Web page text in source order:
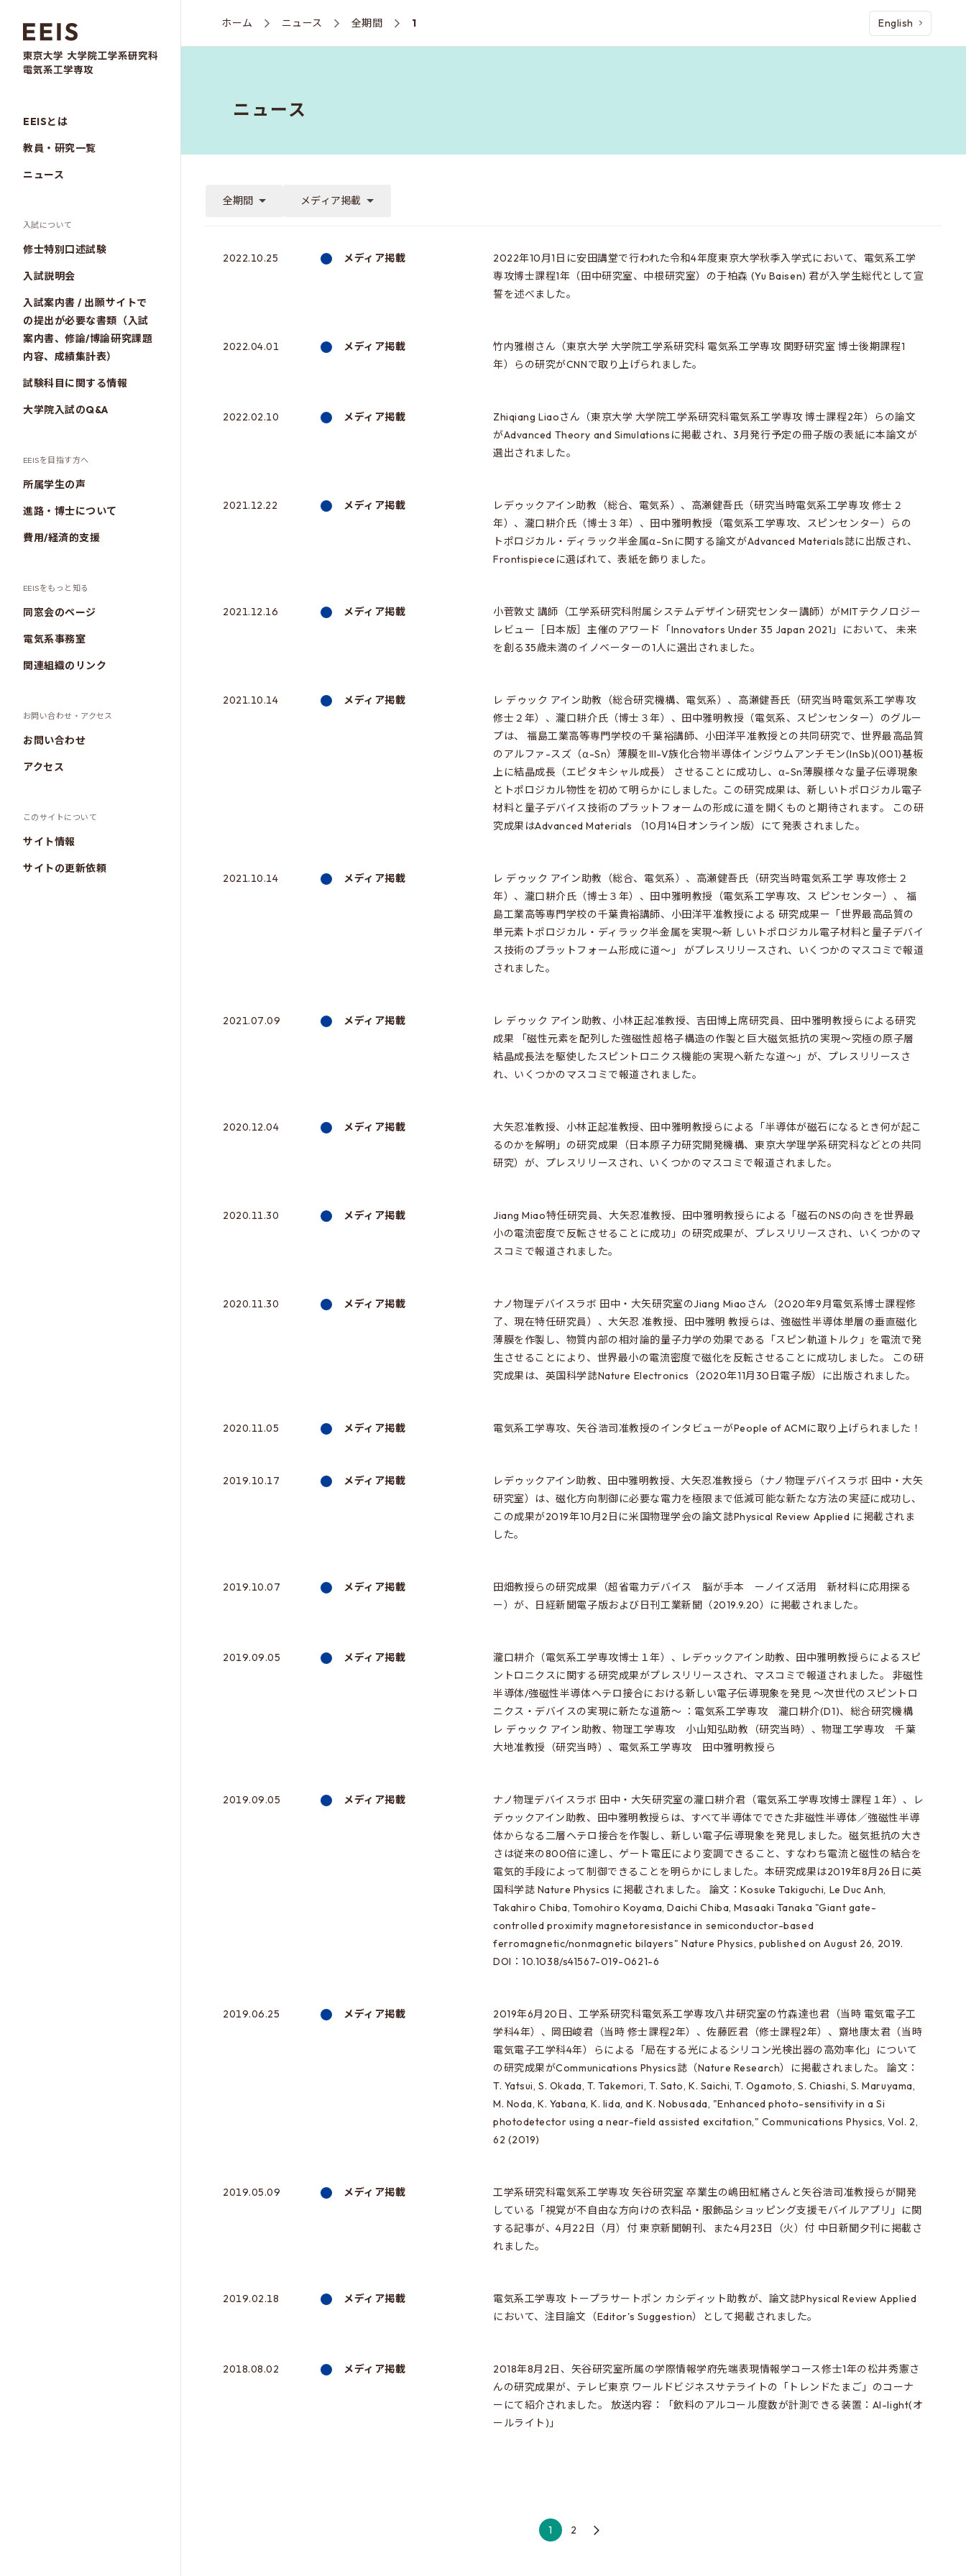
EEISとは
教員・研究一覧
ニュース
入試について
修士特別口述試験
入試説明会
入試案内書 / 出願サイトで
の提出が必要な書類（入試
案内書、修論/博論研究課題
内容、成績集計表）
試験科目に関する情報
大学院入試のQ&A
EEISを目指す方へ
所属学生の声
進路・博士について
費用/経済的支援
EEISをもっと知る
同窓会のページ
電気系事務室
関連組織のリンク
お問い合わせ・アクセス
お問い合わせ
アクセス
このサイトについて
サイト情報
サイトの更新依頼
ホーム ニュース 全期間 1 English
ニュース
全期間 メディア掲載
メディア掲載
2022.10.25
2022年10月1日に安田講堂で行われた令和4年度東京大学秋季入学式において、電気系工学
専攻博士課程1年（田中研究室、中根研究室）の于柏森 (Yu Baisen) 君が入学生総代として宣
誓を述べました。
メディア掲載
2022.04.01
竹内雅樹さん（東京大学 大学院工学系研究科 電気系工学専攻 関野研究室 博士後期課程1
年）らの研究がCNNで取り上げられました。
メディア掲載
2022.02.10
Zhiqiang Liaoさん（東京大学 大学院工学系研究科電気系工学専攻 博士課程2年）らの論文
がAdvanced Theory and Simulationsに掲載され、3月発行予定の冊子版の表紙に本論文が
選出されました。
メディア掲載
2021.12.22
レデゥックアイン助教（総合、電気系）、高瀬健吾氏（研究当時電気系工学専攻 修士２
年）、瀧口耕介氏（博士３年）、田中雅明教授（電気系工学専攻、スピンセンター）らの
トポロジカル・ディラック半金属α-Snに関する論文がAdvanced Materials誌に出版され、
Frontispieceに選ばれて、表紙を飾りました。
メディア掲載
2021.12.16
小菅敦丈 講師（工学系研究科附属システムデザイン研究センター講師）がMITテクノロジー
レビュー［日本版］主催のアワード「Innovators Under 35 Japan 2021」において、 未来
を創る35歳未満のイノベーターの1人に選出されました。
メディア掲載
2021.10.14
レ デゥック アイン助教（総合研究機構、電気系）、高瀬健吾氏（研究当時電気系工学専攻
修士２年）、瀧口耕介氏（博士３年）、田中雅明教授（電気系、スピンセンター）のグルー
プは、 福島工業高等専門学校の千葉裕講師、小田洋平准教授との共同研究で、世界最高品質
のアルファ-スズ（α-Sn）薄膜をIII-V族化合物半導体インジウムアンチモン(InSb)(001)基板
上に結晶成長（エピタキシャル成長） させることに成功し、α-Sn薄膜様々な量子伝導現象
とトポロジカル物性を初めて明らかにしました。この研究成果は、新しいトポロジカル電子
材料と量子デバイス技術のプラットフォームの形成に道を開くものと期待されます。 この研
究成果はAdvanced Materials （10月14日オンライン版）にて発表されました。
メディア掲載
2021.10.14
レ デゥック アイン助教（総合、電気系）、高瀬健吾氏（研究当時電気系工学 専攻修士２
年）、瀧口耕介氏（博士３年）、田中雅明教授（電気系工学専攻、ス ピンセンター）、 福
島工業高等専門学校の千葉貴裕講師、小田洋平准教授による 研究成果ー「世界最高品質の
単元素トポロジカル・ディラック半金属を実現～新 しいトポロジカル電子材料と量子デバイ
ス技術のプラットフォーム形成に道～」 がプレスリリースされ、いくつかのマスコミで報道
されました。
メディア掲載
2021.07.09
レ デゥック アイン助教、小林正起准教授、吉田博上席研究員、田中雅明教授らによる研究
成果 「磁性元素を配列した強磁性超格子構造の作製と巨大磁気抵抗の実現～究極の原子層
結晶成長法を駆使したスピントロニクス機能の実現へ新たな道～」が、プレスリリースさ
れ、いくつかのマスコミで報道されました。
メディア掲載
2020.12.04
大矢忍准教授、小林正起准教授、田中雅明教授らによる「半導体が磁石になるとき何が起こ
るのかを解明」の研究成果（日本原子力研究開発機構、東京大学理学系研究科などとの共同
研究）が、プレスリリースされ、いくつかのマスコミで報道されました。
メディア掲載
2020.11.30
Jiang Miao特任研究員、大矢忍准教授、田中雅明教授らによる「磁石のNSの向きを世界最
小の電流密度で反転させることに成功」の研究成果が、プレスリリースされ、いくつかのマ
スコミで報道されました。
メディア掲載
2020.11.30
ナノ物理デバイスラボ 田中・大矢研究室のJiang Miaoさん（2020年9月電気系博士課程修
了、現在特任研究員）、大矢忍 准教授、田中雅明 教授らは、強磁性半導体単層の垂直磁化
薄膜を作製し、物質内部の相対論的量子力学の効果である「スピン軌道トルク」を電流で発
生させることにより、世界最小の電流密度で磁化を反転させることに成功しました。 この研
究成果は、英国科学誌Nature Electronics（2020年11月30日電子版）に出版されました。
メディア掲載
2020.11.05 電気系工学専攻、矢谷浩司准教授のインタビューがPeople of ACMに取り上げられました！
メディア掲載
2019.10.17
レデゥックアイン助教、田中雅明教授、大矢忍准教授ら（ナノ物理デバイスラボ 田中・大矢
研究室）は、磁化方向制御に必要な電力を極限まで低減可能な新たな方法の実証に成功し、
この成果が2019年10月2日に米国物理学会の論文誌Physical Review Applied に掲載されま
した。
メディア掲載
2019.10.07
田畑教授らの研究成果（超省電力デバイス 脳が手本 ーノイズ活用 新材料に応用探る
ー）が、日経新聞電子版および日刊工業新聞（2019.9.20）に掲載されました。
メディア掲載
2019.09.05
瀧口耕介（電気系工学専攻博士１年）、レデゥックアイン助教、田中雅明教授らによるスピ
ントロニクスに関する研究成果がプレスリリースされ、マスコミで報道されました。 非磁性
半導体/強磁性半導体ヘテロ接合における新しい電子伝導現象を発見 ～次世代のスピントロ
ニクス・デバイスの実現に新たな道筋～ ：電気系工学専攻 瀧口耕介(D1)、総合研究機構
レ デゥック アイン助教、物理工学専攻 小山知弘助教（研究当時）、物理工学専攻 千葉
大地准教授（研究当時）、電気系工学専攻 田中雅明教授ら
メディア掲載
2019.09.05
ナノ物理デバイスラボ 田中・大矢研究室の瀧口耕介君（電気系工学専攻博士課程１年）、レ
デゥックアイン助教、田中雅明教授らは、すべて半導体でできた非磁性半導体／強磁性半導
体からなる二層ヘテロ接合を作製し、新しい電子伝導現象を発見しました。磁気抵抗の大き
さは従来の800倍に達し、ゲート電圧により変調できること、すなわち電流と磁性の結合を
電気的手段によって制御できることを明らかにしました。本研究成果は2019年8月26日に英
国科学誌 Nature Physics に掲載されました。 論文：Kosuke Takiguchi, Le Duc Anh,
Takahiro Chiba, Tomohiro Koyama, Daichi Chiba, Masaaki Tanaka "Giant gate-
controlled proximity magnetoresistance in semiconductor-based
ferromagnetic/nonmagnetic bilayers" Nature Physics, published on August 26, 2019.
DOI：10.1038/s41567-019-0621-6
メディア掲載
2019.06.25
2019年6月20日、工学系研究科電気系工学専攻八井研究室の竹森達也君（当時 電気電子工
学科4年）、岡田峻君（当時 修士課程2年）、佐藤匠君（修士課程2年）、齋地康太君（当時
電気電子工学科4年）らによる「局在する光によるシリコン光検出器の高効率化」について
の研究成果がCommunications Physics誌（Nature Research）に掲載されました。 論文：
T. Yatsui, S. Okada, T. Takemori, T. Sato, K. Saichi, T. Ogamoto, S. Chiashi, S. Maruyama,
M. Noda, K. Yabana, K. Iida, and K. Nobusada, "Enhanced photo-sensitivity in a Si
photodetector using a near-field assisted excitation," Communications Physics, Vol. 2,
62 (2019)
メディア掲載
2019.05.09
工学系研究科電気系工学専攻 矢谷研究室 卒業生の嶋田紅緒さんと矢谷浩司准教授らが開発
している「視覚が不自由な方向けの衣料品・服飾品ショッピング支援モバイルアプリ」に関
する記事が、4月22日（月）付 東京新聞朝刊、また4月23日（火）付 中日新聞夕刊に掲載さ
れました。
メディア掲載
2019.02.18
電気系工学専攻 トープラサートポン カシディット助教が、論文誌Physical Review Applied
において、注目論文（Editor's Suggestion）として掲載されました。
メディア掲載
2018.08.02
2018年8月2日、矢谷研究室所属の学際情報学府先端表現情報学コース修士1年の松井秀憲さ
んの研究成果が、テレビ東京 ワールドビジネスサテライトの「トレンドたまご」のコーナ
ーにて紹介されました。 放送内容：「飲料のアルコール度数が計測できる装置：Al-light(オ
ールライト)」
1 2